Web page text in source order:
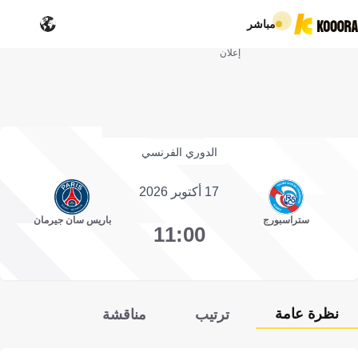
مباشر
إعلان
الدوري الفرنسي
ستراسبورج
17 أكتوبر 2026
11:00
باريس سان جيرمان
نظرة عامة ترتيب مناقشة